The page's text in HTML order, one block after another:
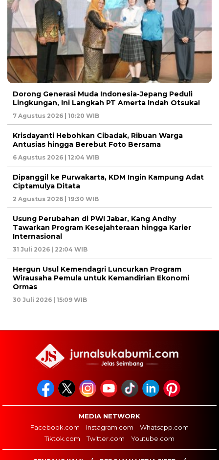
Dorong Generasi Muda Indonesia-Jepang Peduli
Lingkungan, Ini Langkah PT Amerta Indah Otsuka!
7 Agustus 2026 | 10:20 WIB
Krisdayanti Hebohkan Cibadak, Ribuan Warga
Antusias hingga Berebut Foto Bersama
6 Agustus 2026 | 12:04 WIB
Dipanggil ke Purwakarta, KDM Ingin Kampung Adat
Ciptamulya Ditata
2 Agustus 2026 | 19:30 WIB
Usung Perubahan di PWI Jabar, Kang Andhy
Tawarkan Program Kesejahteraan hingga Karier
Internasional
31 Juli 2026 | 22:04 WIB
Hergun Usul Kemendagri Luncurkan Program
Wirausaha Pemula untuk Kemandirian Ekonomi
Ormas
30 Juli 2026 | 15:09 WIB
MEDIA NETWORK
Facebook.com
Instagram.com
Whatsapp.com
Tiktok.com
Twitter.com Youtube.com